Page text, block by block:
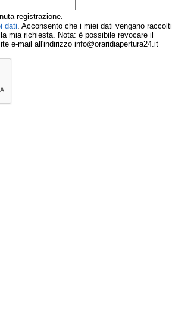
registrazione.
dati. Acconsento che i miei dati vengano raccolti
mia richiesta. Nota: è possibile revocare il
e-mail all'indirizzo info@oraridiapertura24.it